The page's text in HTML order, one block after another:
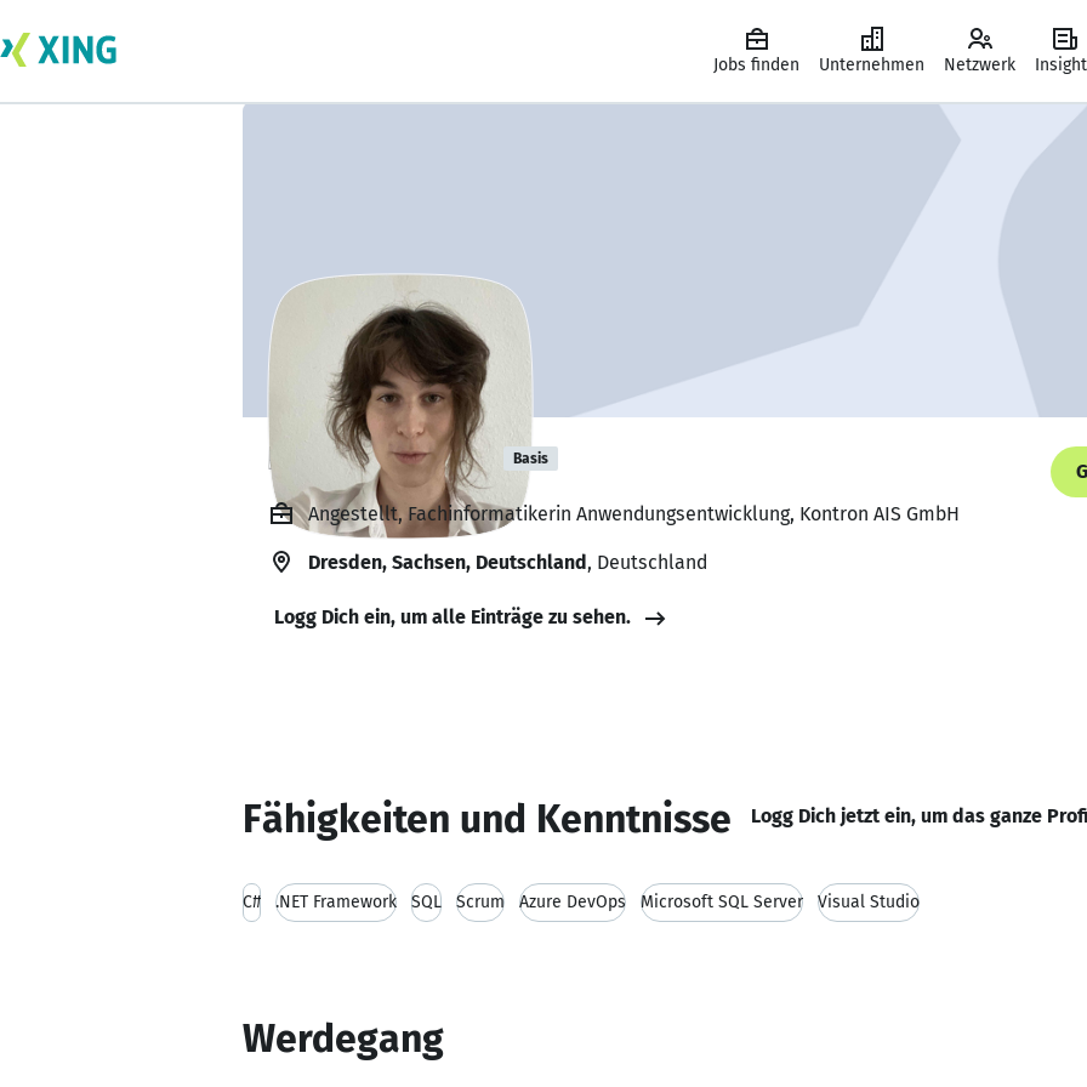
Jobs finden Unternehmen Netzwerk
Lea Hagendorf Basis
Angestellt, Fachinformatikerin Anwendungsentwicklung, Kontron AIS GmbH
Dresden, Sachsen, Deutschland, Deutschland
Logg Dich ein, um alle Einträge zu sehen.
Fähigkeiten und Kenntnisse Logg Dich jetzt ein, um das ganze
C# .NET Framework SQL Scrum Azure DevOps Microsoft SQL Server Visual Studio
Werdegang